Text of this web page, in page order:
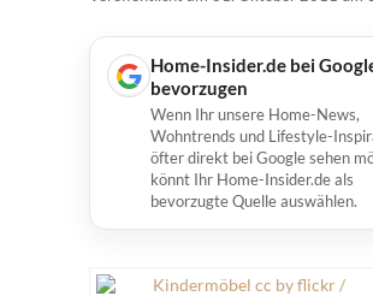
Home-Insider.de bei
bevorzugen
Wenn Ihr unsere Home-News,
Wohntrends und Lifestyle-
öfter direkt bei Google sehen
könnt Ihr Home-Insider.de als
bevorzugte Quelle auswählen.